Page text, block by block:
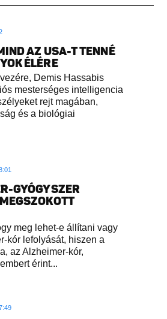
AZ USA-T TENNÉ
ÉLÉRE
Demis Hassabis
mesterséges intelligencia
rejt magában,
és a biológiai
GYÓGYSZER
meg lehet-e állítani vagy
kór lefolyását, hiszen a
az Alzheimer-kór,
érint...